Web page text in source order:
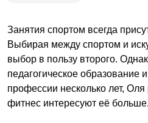
Занятия спортом всегда
Выбирая между спортом и
выбор в пользу второго.
педагогическое образование
профессии несколько лет,
фитнес интересуют её больше.